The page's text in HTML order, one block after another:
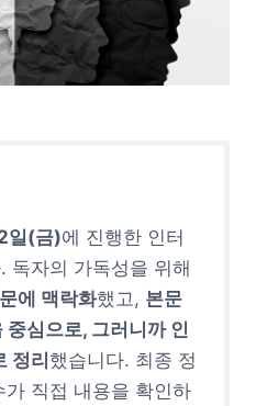
일(금)에 진행한 인터
독자의 가독성을 위해
에 맥락화했고, 본문
심으로, 그러니까 인
정리 했습니다. 최종 정
직접 내용을 확인하